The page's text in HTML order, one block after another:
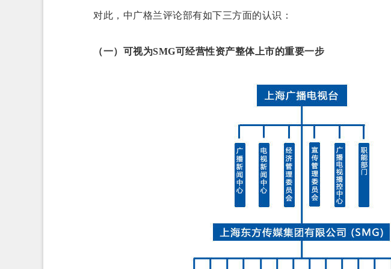
对此，中广格兰评论部有如下三方面的认识：
（一）可视为SMG可经营性资产整体上市的重要一步